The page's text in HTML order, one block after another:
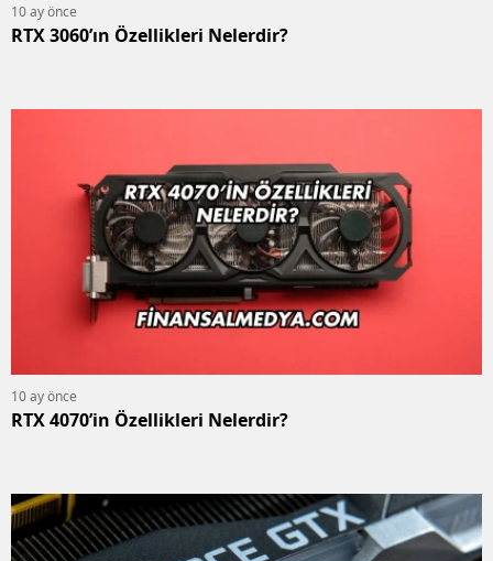
10 ay önce
RTX 3060’ın Özellikleri Nelerdir?
10 ay önce
RTX 4070’in Özellikleri Nelerdir?